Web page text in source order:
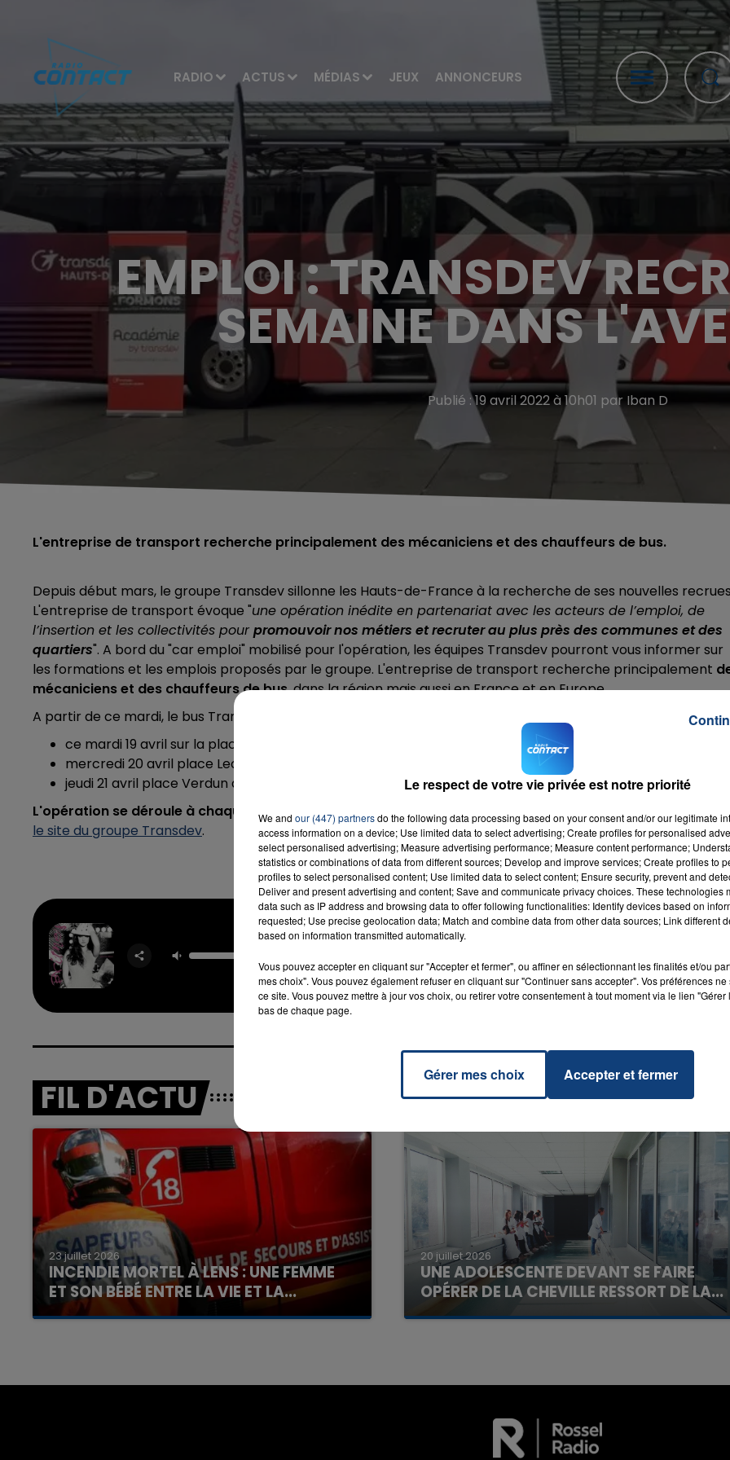
RADIO ACTUS MÉDIAS JEUX ANNONCEURS
EMPLOI : TRANSDEV
SEMAINE DANS
Publié : 19 avril 2022 à 10h01 par Iban D
L'entreprise de transport recherche principalement des mécaniciens et des chauffeurs de bus.
Depuis début mars, le groupe Transdev sillonne les Hauts-de-France à la recherche de ses nouvelles
L'entreprise de transport évoque "une opération inédite en partenariat avec les acteurs de l’emploi, de
l’insertion et les collectivités pour promouvoir nos métiers et recruter au plus près des communes et des
quartiers". A bord du "car emploi" mobilisé pour l'opération, les équipes Transdev pourront vous informer sur
les formations et les emplois proposés par le groupe. L'entreprise de transport recherche principalement
mécaniciens et des chauffeurs de bus, dans la région mais aussi en France et en Europe.
A partir de ce mardi, le bus Transdev fait étape dans l'Avesnois. Trois rendez-vous à retenir :
ce mardi 19 avril sur la place des Nations à Maubeuge
mercredi 20 avril place Leclerc à Avesnes-sur-Helpe
jeudi 21 avril place Verdun à Fourmies
L'opération se déroule à chaque fois de 10h à 16h
Vous pouvez aussi retrouver toutes les offres d'emploi sur
le site du groupe Transdev.
Gimme More
SPEARS
FIL D'ACTU
23 juillet 2026
INCENDIE MORTEL À LENS : UNE FEMME
ET SON BÉBÉ ENTRE LA VIE ET LA...
Un homme s'est immolé par le feu après avoir
20 juillet 2026
UNE ADOLESCENTE DEVANT SE FAIRE
OPÉRER DE LA CHEVILLE RESSORT DE LA...
La famille a porté plainte contre la clinique qui a
7h00 - 11h00
La Team de l'été
Le respect de votre vie privée est notre priorité
We and our (447) partnersdo the following data processing based on your consent and/or our legitimate
access information on a device; Use limited data to select advertising; Create profiles for personalised
select personalised advertising; Measure advertising performance; Measure content performance;
statistics or combinations of data from different sources; Develop and improve services; Create profiles to
profiles to select personalised content; Use limited data to select content; Ensure security, prevent and
Deliver and present advertising and content; Save and communicate privacy choices. These technologies
data such as IP address and browsing data to offer following functionalities: Identify devices based on
requested; Use precise geolocation data; Match and combine data from other data sources; Link different
based on information transmitted automatically.
Vous pouvez accepter en cliquant sur "Accepter et fermer", ou affiner en sélectionnant les finalités et/ou
mes choix". Vous pouvez également refuser en cliquant sur "Continuer sans accepter". Vos préférences
ce site. Vous pouvez mettre à jour vos choix, ou retirer votre consentement à tout moment via le lien
bas de chaque page.
Gérer mes choix Accepter et fermer